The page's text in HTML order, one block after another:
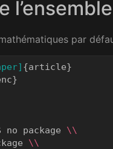
par
{article}
}
no package \\
\\